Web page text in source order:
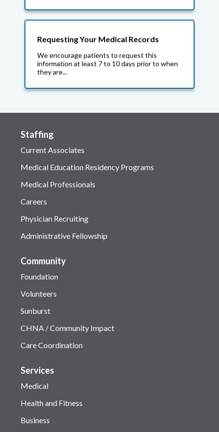
Requesting Your Medical Records
We encourage patients to request this
information at least 7 to 10 days prior to when
they are...
Staffing
Current Associates
Medical Education Residency Programs
Medical Professionals
Careers
Physician Recruiting
Administrative Fellowship
Community
Foundation
Volunteers
Sunburst
CHNA / Community Impact
Care Coordination
Services
Medical
Health and Fitness
Business